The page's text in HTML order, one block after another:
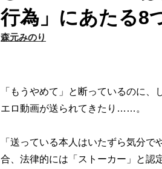
行為」にあたる8
森元みのり
「もうやめて」と断っているのに
エロ動画が送られてきたり……。
「送っている本人はいたずら気分
合、法律的には「ストーカー」と認